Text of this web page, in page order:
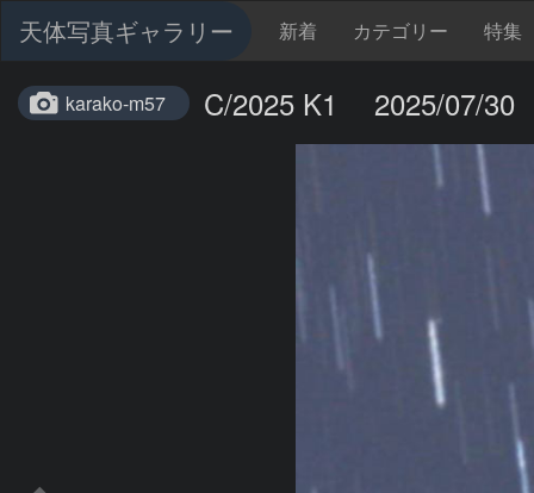
天体写真ギャラリー 新着 カテゴリー 特集
karako-m57 C/2025 K1 2025/07/30